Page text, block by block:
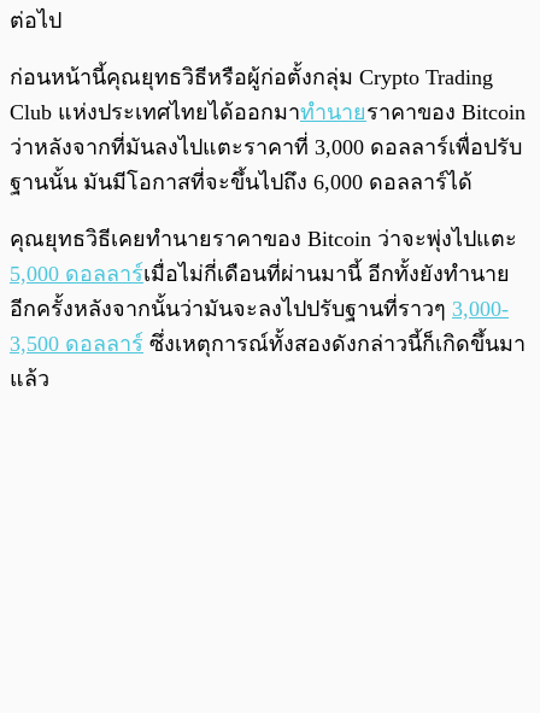
ต่อไป
ก่อนหน้านี้คุณยุทธวิธีหรือผู้ก่อตั้งกลุ่ม Crypto Trading
Club แห่งประเทศไทยได้ออกมาทำนายราคาของ Bitcoin
ว่าหลังจากที่มันลงไปแตะราคาที่ 3,000 ดอลลาร์เพื่อปรับ
ฐานนั้น มันมีโอกาสที่จะขึ้นไปถึง 6,000 ดอลลาร์ได้
คุณยุทธวิธีเคยทำนายราคาของ Bitcoin ว่าจะพุ่งไปแตะ
5,000 ดอลลาร์เมื่อไม่กี่เดือนที่ผ่านมานี้ อีกทั้งยังทำนาย
อีกครั้งหลังจากนั้นว่ามันจะลงไปปรับฐานที่ราวๆ 3,000-
3,500 ดอลลาร์ ซึ่งเหตุการณ์ทั้งสองดังกล่าวนี้ก็เกิดขึ้นมา
แล้ว